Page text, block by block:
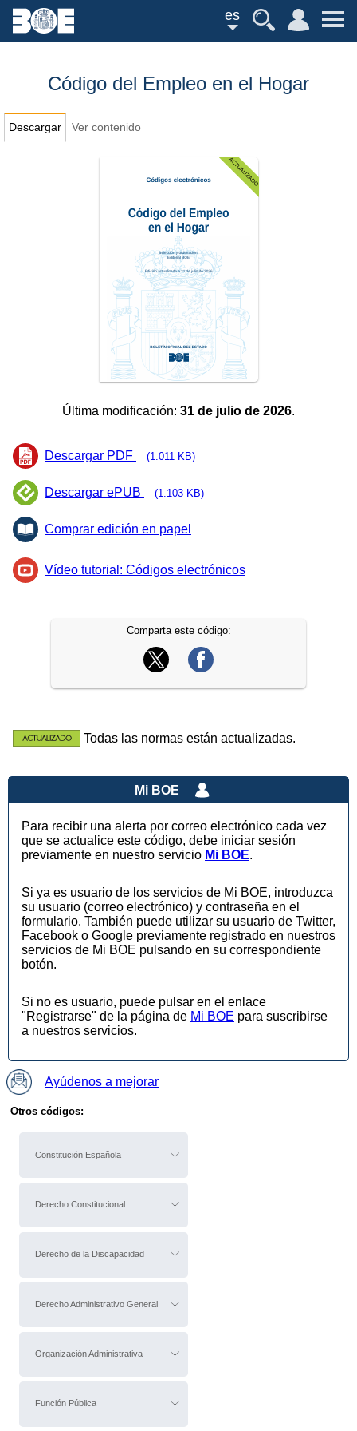
es
Otros códigos:
Constitución Española
Derecho Constitucional
Derecho de la Discapacidad
Derecho Administrativo General
Organización Administrativa
Función Pública
Código del Empleo en el Hogar
Descargar Ver contenido
Última modificación: 31 de julio de 2026.
Descargar PDF (1.011 KB)
Descargar ePUB (1.103 KB)
Comprar edición en papel
Vídeo tutorial: Códigos electrónicos
Comparta este código:
Todas las normas están actualizadas.
Mi BOE
Para recibir una alerta por correo electrónico cada vez
que se actualice este código, debe iniciar sesión
previamente en nuestro servicio Mi BOE.
Si ya es usuario de los servicios de Mi BOE, introduzca
su usuario (correo electrónico) y contraseña en el
formulario. También puede utilizar su usuario de Twitter,
Facebook o Google previamente registrado en nuestros
servicios de Mi BOE pulsando en su correspondiente
botón.
Si no es usuario, puede pulsar en el enlace
"Registrarse" de la página de Mi BOE para suscribirse
a nuestros servicios.
Ayúdenos a mejorar